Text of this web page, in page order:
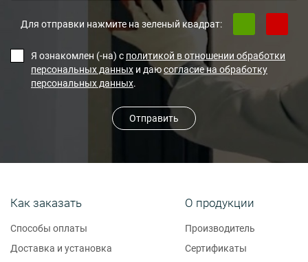
Для отправки нажмите на зеленый квадрат:
Я ознакомлен (-на) с политикой в отношении обработки
персональных данных и даюсогласие на обработку
персональных данных.
Отправить
Как заказать
Способы оплаты
Доставка и установка
О продукции
Производитель
Сертификаты